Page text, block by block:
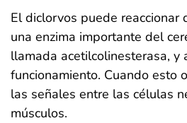
El diclorvos puede reaccionar
una enzima importante del
llamada acetilcolinesterasa, y
funcionamiento. Cuando esto
las señales entre las células
músculos.